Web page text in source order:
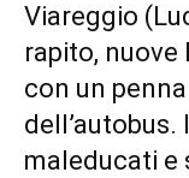
Viareggio
rapito, nuove
con un
dell’autobus.
maleducati e